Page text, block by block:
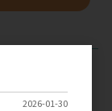
2026-01-30